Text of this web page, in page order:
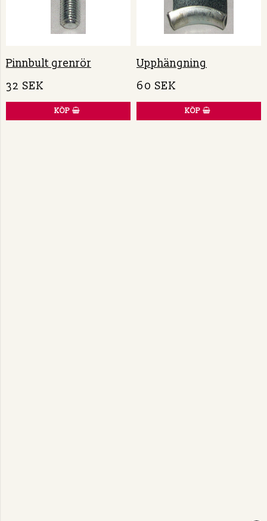
Pinnbult grenrör
32 SEK
KÖP
Upphängning
60 SEK
KÖP